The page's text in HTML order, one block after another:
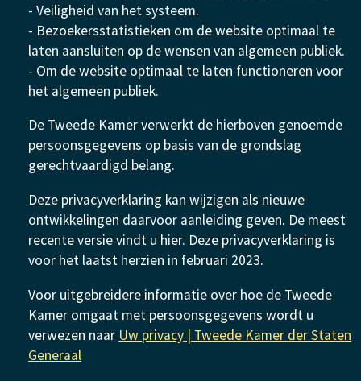
- Veiligheid van het systeem.
- Bezoekersstatistieken om de website optimaal te
laten aansluiten op de wensen van algemeen publiek.
- Om de website optimaal te laten functioneren voor
het algemeen publiek.
De Tweede Kamer verwerkt de hierboven genoemde
persoonsgegevens op basis van de grondslag
gerechtvaardigd belang.
Deze privacyverklaring kan wijzigen als nieuwe
ontwikkelingen daarvoor aanleiding geven. De meest
recente versie vindt u hier. Deze privacyverklaring is
voor het laatst herzien in februari 2023.
Voor uitgebreidere informatie over hoe de Tweede
Kamer omgaat met persoonsgegevens wordt u
verwezen naar Uw privacy | Tweede Kamer der Staten
Generaal